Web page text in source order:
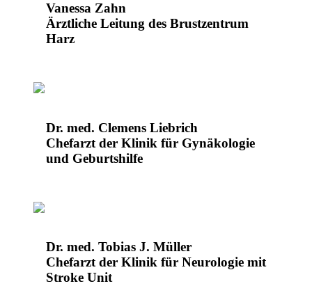
Vanessa Zahn
Ärztliche Leitung des Brustzentrum
Harz
Dr. med. Clemens Liebrich
Chefarzt der Klinik für Gynäkologie
und Geburtshilfe
Dr. med. Tobias J. Müller
Chefarzt der Klinik für Neurologie mit
Stroke Unit